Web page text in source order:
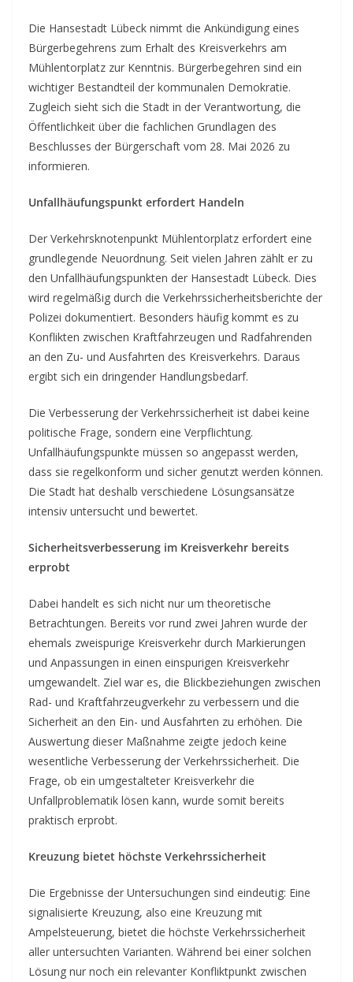
Die Hansestadt Lübeck nimmt die Ankündigung eines
Bürgerbegehrens zum Erhalt des Kreisverkehrs am
Mühlentorplatz zur Kenntnis. Bürgerbegehren sind ein
wichtiger Bestandteil der kommunalen Demokratie.
Zugleich sieht sich die Stadt in der Verantwortung, die
Öffentlichkeit über die fachlichen Grundlagen des
Beschlusses der Bürgerschaft vom 28. Mai 2026 zu
informieren.
Unfallhäufungspunkt erfordert Handeln
Der Verkehrsknotenpunkt Mühlentorplatz erfordert eine
grundlegende Neuordnung. Seit vielen Jahren zählt er zu
den Unfallhäufungspunkten der Hansestadt Lübeck. Dies
wird regelmäßig durch die Verkehrssicherheitsberichte der
Polizei dokumentiert. Besonders häufig kommt es zu
Konflikten zwischen Kraftfahrzeugen und Radfahrenden
an den Zu- und Ausfahrten des Kreisverkehrs. Daraus
ergibt sich ein dringender Handlungsbedarf.
Die Verbesserung der Verkehrssicherheit ist dabei keine
politische Frage, sondern eine Verpflichtung.
Unfallhäufungspunkte müssen so angepasst werden,
dass sie regelkonform und sicher genutzt werden können.
Die Stadt hat deshalb verschiedene Lösungsansätze
intensiv untersucht und bewertet.
Sicherheitsverbesserung im Kreisverkehr bereits
erprobt
Dabei handelt es sich nicht nur um theoretische
Betrachtungen. Bereits vor rund zwei Jahren wurde der
ehemals zweispurige Kreisverkehr durch Markierungen
und Anpassungen in einen einspurigen Kreisverkehr
umgewandelt. Ziel war es, die Blickbeziehungen zwischen
Rad- und Kraftfahrzeugverkehr zu verbessern und die
Sicherheit an den Ein- und Ausfahrten zu erhöhen. Die
Auswertung dieser Maßnahme zeigte jedoch keine
wesentliche Verbesserung der Verkehrssicherheit. Die
Frage, ob ein umgestalteter Kreisverkehr die
Unfallproblematik lösen kann, wurde somit bereits
praktisch erprobt.
Kreuzung bietet höchste Verkehrssicherheit
Die Ergebnisse der Untersuchungen sind eindeutig: Eine
signalisierte Kreuzung, also eine Kreuzung mit
Ampelsteuerung, bietet die höchste Verkehrssicherheit
aller untersuchten Varianten. Während bei einer solchen
Lösung nur noch ein relevanter Konfliktpunkt zwischen